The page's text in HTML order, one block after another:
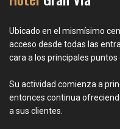
Ubicado en el mismísimo
acceso desde todas las
cara a los principales puntos
Su actividad comienza a
entonces continua
a sus clientes.